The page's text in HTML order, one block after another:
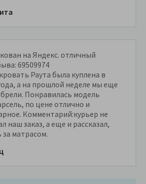
на Яндекс. отличный
69509974
Раута была куплена в
а на прошлой неделе мы еще
Понравилась модель
по цене отлично и
Комментарий:курьер не
наш заказ, а еще и рассказал,
за матрасом.